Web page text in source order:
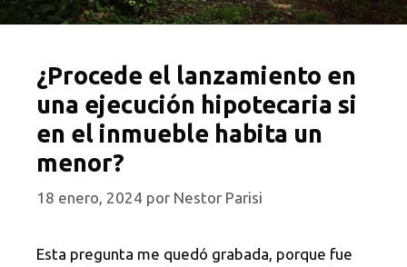
¿Procede el lanzamiento en
una ejecución hipotecaria si
en el inmueble habita un
menor?
18 enero, 2024 por Nestor Parisi
Esta pregunta me quedó grabada, porque fue